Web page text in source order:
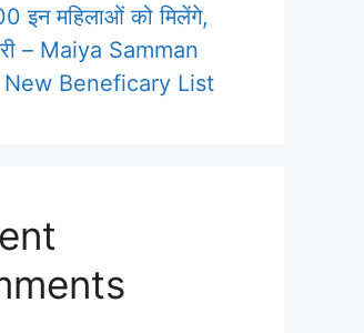
इन महिलाओं को मिलेंगे,
– Maiya Samman
New Beneficary List